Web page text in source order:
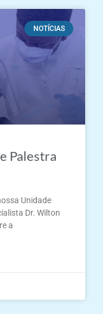
NOTÍCIAS
Palestra
Unidade
Dr. Wilton
a